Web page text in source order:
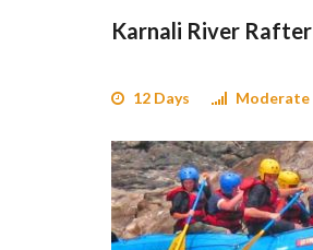
Karnali River Rafter
12 Days Moderate